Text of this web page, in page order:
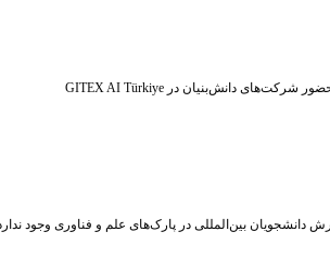
دانشجویان بین‌المللی در پارک‌های علم و فناوری وجود